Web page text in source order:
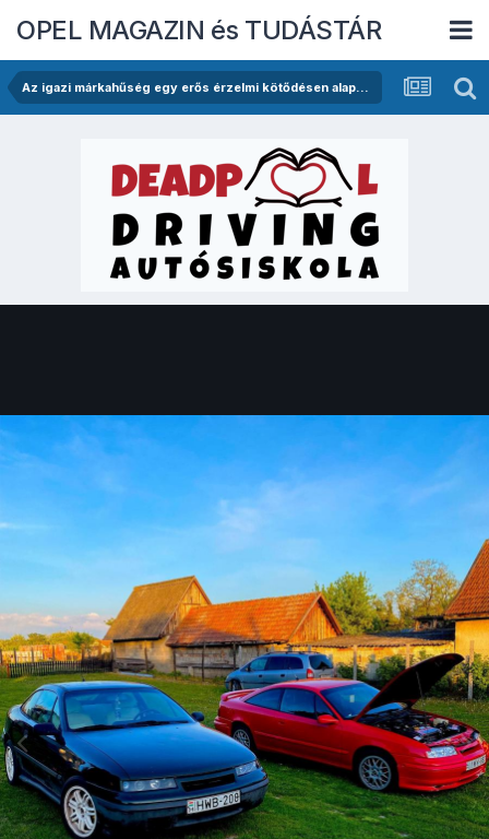
OPEL MAGAZIN és TUDÁSTÁR
Az igazi márkahűség egy erős érzelmi kötődésen alapul! -Papp Lénárd és az Opel.